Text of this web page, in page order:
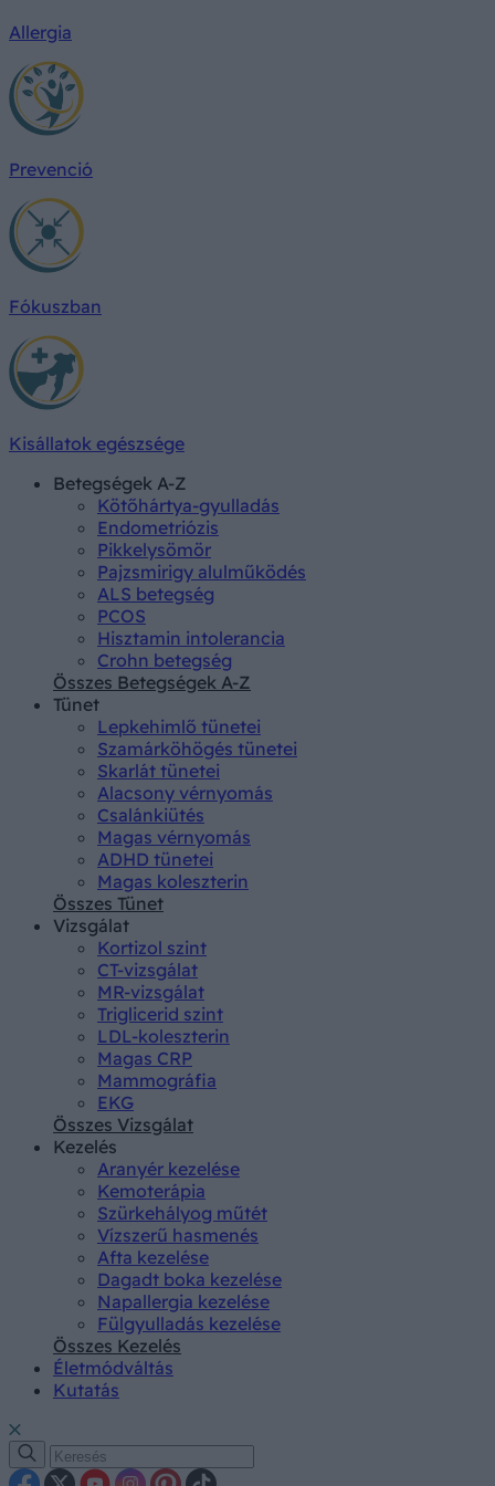
Allergia
Prevenció
Fókuszban
Kisállatok egészsége
Betegségek A-Z
Kötőhártya-gyulladás
Endometriózis
Pikkelysömör
Pajzsmirigy alulműködés
ALS betegség
PCOS
Hisztamin intolerancia
Crohn betegség
Összes Betegségek A-Z
Tünet
Lepkehimlő tünetei
Szamárköhögés tünetei
Skarlát tünetei
Alacsony vérnyomás
Csalánkiütés
Magas vérnyomás
ADHD tünetei
Magas koleszterin
Összes Tünet
Vizsgálat
Kortizol szint
CT-vizsgálat
MR-vizsgálat
Triglicerid szint
LDL-koleszterin
Magas CRP
Mammográfia
EKG
Összes Vizsgálat
Kezelés
Aranyér kezelése
Kemoterápia
Szürkehályog műtét
Vízszerű hasmenés
Afta kezelése
Dagadt boka kezelése
Napallergia kezelése
Fülgyulladás kezelése
Összes Kezelés
Életmódváltás
Kutatás